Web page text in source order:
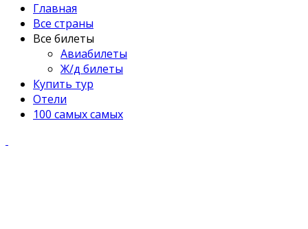
Главная
Все страны
Все билеты
Авиабилеты
Ж/д билеты
Купить тур
Отели
100 самых самых